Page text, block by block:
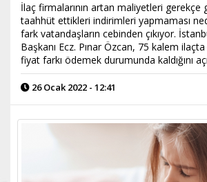
İlaç firmalarının artan maliyetleri gerekçe
taahhüt ettikleri indirimleri yapmaması
fark vatandaşların cebinden çıkıyor.
Başkanı Ecz. Pınar Özcan, 75 kalem
fiyat farkı ödemek durumunda kaldığını
26 Ocak 2022 - 12:41